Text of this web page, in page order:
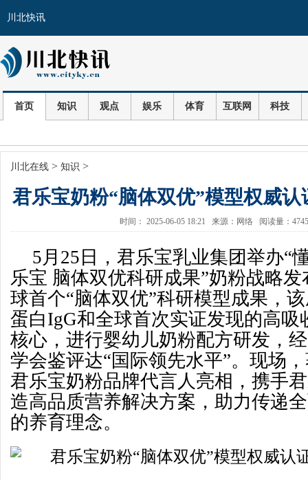
川北快讯
首页 知识 观点 娱乐 体育 互联网 科技
川北在线> 知识 >
君乐宝奶粉“脑体双优”模型权威
时间： 2025-06-05 18:21 来源：网络 阅读量：
5月25日，君乐宝乳业集团举办“
乐宝 脑体双优科研成果”奶粉战略
球首个“脑体双优”科研模型成果，
蛋白IgG和全球首次实证发现的高吸
核心，进行婴幼儿奶粉配方研发，
学会鉴评达“国际领先水平”。现场
君乐宝奶粉品牌代言人亮相，携手
造高品质营养解决方案，助力传递
的养育理念。